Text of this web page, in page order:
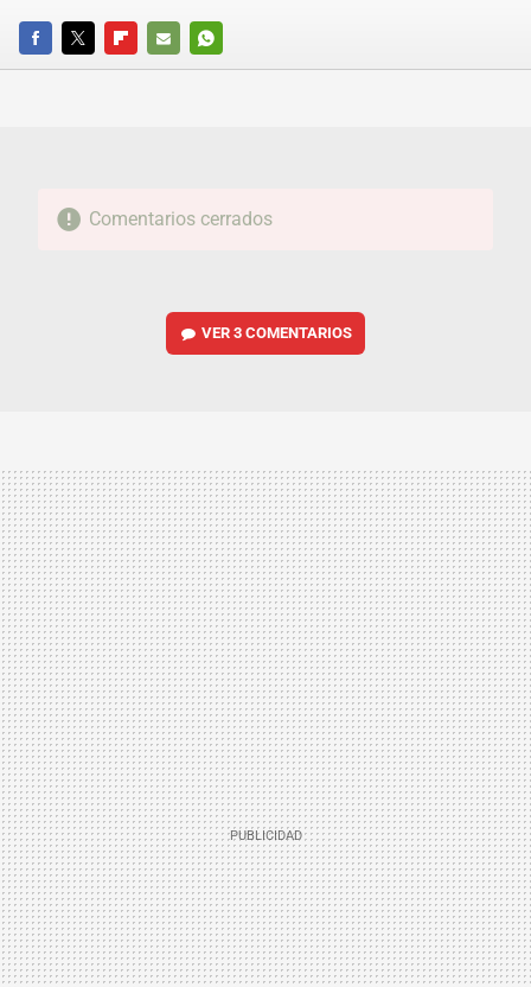
FACEBOOKTWITTERFLIPBOARD
E-
WHATSAPP
Comentarios cerrados
VER3 COMENTARIOS